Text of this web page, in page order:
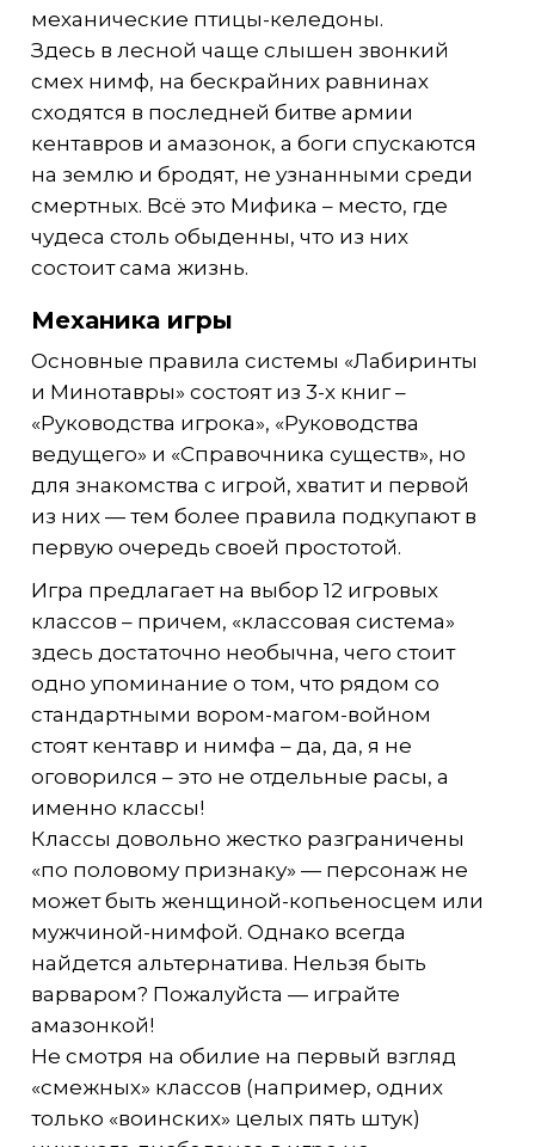
механические птицы-келедоны.
Здесь в лесной чаще слышен звонкий
смех нимф, на бескрайних равнинах
сходятся в последней битве армии
кентавров и амазонок, а боги спускаются
на землю и бродят, не узнанными среди
смертных. Всё это Мифика – место, где
чудеса столь обыденны, что из них
состоит сама жизнь.
Механика игры
Основные правила системы «Лабиринты
и Минотавры» состоят из 3-х книг –
«Руководства игрока», «Руководства
ведущего» и «Справочника существ», но
для знакомства с игрой, хватит и первой
из них — тем более правила подкупают в
первую очередь своей простотой.
Игра предлагает на выбор 12 игровых
классов – причем, «классовая система»
здесь достаточно необычна, чего стоит
одно упоминание о том, что рядом со
стандартными вором-магом-войном
стоят кентавр и нимфа – да, да, я не
оговорился – это не отдельные расы, а
именно классы!
Классы довольно жестко разграничены
«по половому признаку» — персонаж не
может быть женщиной-копьеносцем или
мужчиной-нимфой. Однако всегда
найдется альтернатива. Нельзя быть
варваром? Пожалуйста — играйте
амазонкой!
Не смотря на обилие на первый взгляд
«смежных» классов (например, одних
только «воинских» целых пять штук)